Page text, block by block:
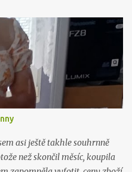
když mi dovolila vybrat
A tak jsem se rozhodla, že
byť to ještě není přímo
budu produkty déle používat,
asi ještě takhle souhrnně
než skončil měsíc, koupila